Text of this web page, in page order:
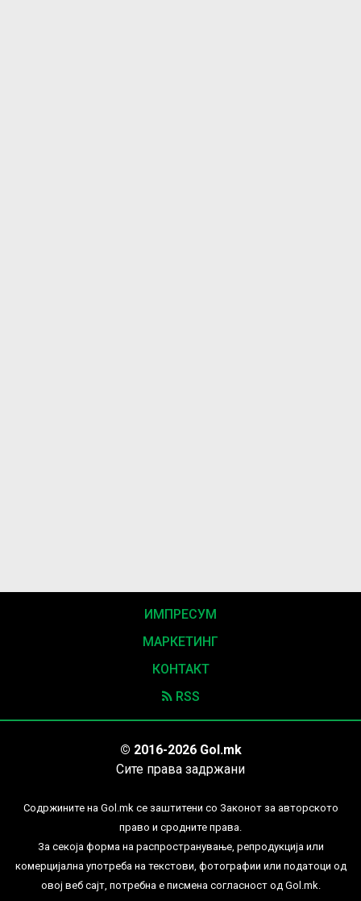
ИМПРЕСУМ
МАРКЕТИНГ
КОНТАКТ
RSS
© 2016-2026 Gol.mk
Сите права задржани
Содржините на Gol.mk се заштитени со Законот за авторското
право и сродните права.
За секоја форма на распространување, репродукција или
комерцијална употреба на текстови, фотографии или податоци од
овој веб сајт, потребна е писмена согласност од Gol.mk.